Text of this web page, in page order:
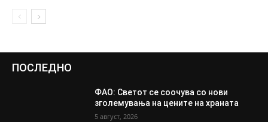
ПОСЛЕДНО
ФАО: Светот се соочува со нови
зголемувања на цените на храната
5 август, 2026